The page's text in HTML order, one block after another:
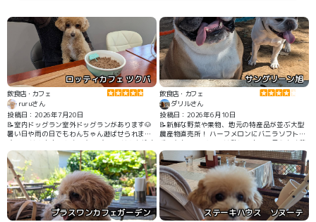
ロッティカフェ ツクバ
飲食店・カフェ
ruruさん
投稿日：2026年7月20日
📝室内ドッグラン室外ドッグランがあります🐶
暑い日や雨の日でもわんちゃん遊ばせられま
す。 ごはんもおいしかったです🍚 ごはんを注文
しドッグランで遊んでいても声をかけてくれま
す。店員さんみんな優しかったです🥺誕生日で
と話したら誕生日プレートは予約だったのです
がハッピーバースデーのピックをつけてくれま
した。店内広くカートも余裕です。フォトスポ
ット、おもちゃもあり店内もドッグランもきれ
いでした。
サングリーン旭
飲食店・カフェ
ダリルさん
投稿日：2026年6月10日
📝新鮮な野菜や果物、地元の特産品が並ぶ大型
農産物直売所！ ハーフメロンにバニラソフトが
乗ったもの🍈 メロンは熟しており、柔らかく美
味しかったです😋
プラスワンカフェガーデン ステーキハウス ソヌーテ